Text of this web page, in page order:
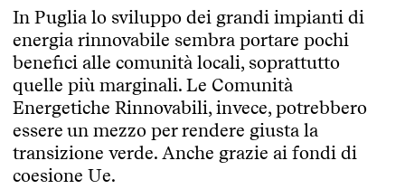
In Puglia lo sviluppo dei grandi impianti di
energia rinnovabile sembra portare pochi
benefici alle comunità locali, soprattutto
quelle più marginali. Le Comunità
Energetiche Rinnovabili, invece, potrebbero
essere un mezzo per rendere giusta la
transizione verde. Anche grazie ai fondi di
coesione Ue.